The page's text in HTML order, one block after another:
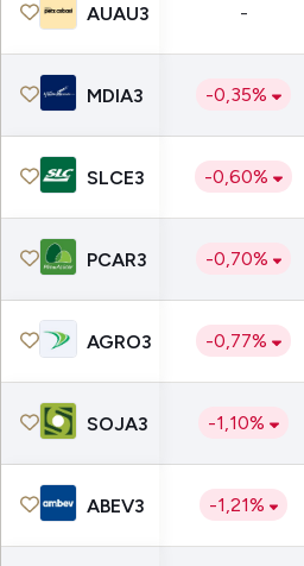
AUAU3 -
MDIA3 -0,35%
SLCE3 -0,60%
PCAR3 -0,70%
AGRO3 -0,77%
SOJA3 -1,10%
ABEV3 -1,21%